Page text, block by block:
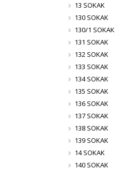
13 SOKAK
130 SOKAK
130/1 SOKAK
131 SOKAK
132 SOKAK
133 SOKAK
134 SOKAK
135 SOKAK
136 SOKAK
137 SOKAK
138 SOKAK
139 SOKAK
14 SOKAK
140 SOKAK